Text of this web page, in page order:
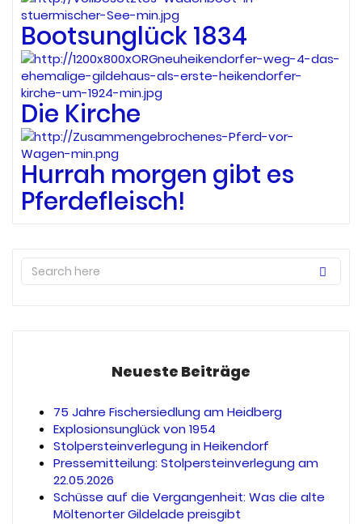
Bootsunglück 1834
Die Kirche
Hurrah morgen gibt es
Pferdefleisch!
Neueste Beiträge
75 Jahre Fischersiedlung am Heidberg
Explosionsunglück von 1954
Stolpersteinverlegung in Heikendorf
Pressemitteilung: Stolpersteinverlegung am
22.05.2026
Schüsse auf die Vergangenheit: Was die alte
Möltenorter Gildelade preisgibt